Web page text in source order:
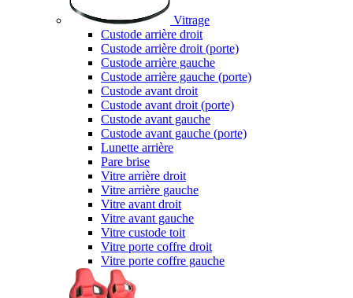
Vitrage
Custode arrière droit
Custode arrière droit (porte)
Custode arrière gauche
Custode arrière gauche (porte)
Custode avant droit
Custode avant droit (porte)
Custode avant gauche
Custode avant gauche (porte)
Lunette arrière
Pare brise
Vitre arrière droit
Vitre arrière gauche
Vitre avant droit
Vitre avant gauche
Vitre custode toit
Vitre porte coffre droit
Vitre porte coffre gauche